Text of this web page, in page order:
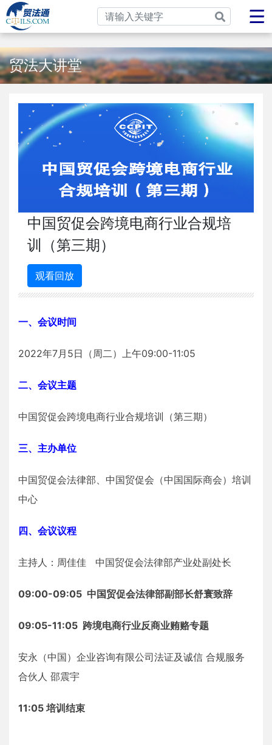
贸法大讲堂
中国贸促会跨境电商行业合规培
训（第三期）
观看回放
一、会议时间
2022年7月5日（周二）上午09:00-11:05
二、会议主题
中国贸促会跨境电商行业合规培训（第三期）
三、主办单位
中国贸促会法律部、中国贸促会（中国国际商会）培训
中心
四、会议议程
主持人：周佳佳 中国贸促会法律部产业处副处长
09:00-09:05 中国贸促会法律部副部长舒寰致辞
09:05-11:05 跨境电商行业反商业贿赂专题
安永（中国）企业咨询有限公司法证及诚信 合规服务
合伙人 邵震宇
11:05 培训结束